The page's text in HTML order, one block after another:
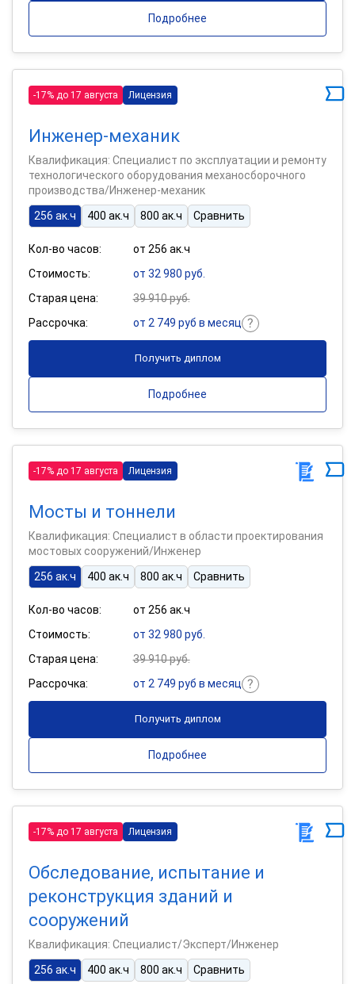
Подробнее
-17% до 17 августа Лицензия
Инженер-механик
Квалификация: Специалист по эксплуатации и ремонту
технологического оборудования механосборочного
производства/Инженер-механик
256 ак.ч
400 ак.ч 800 ак.ч Сравнить
Кол-во часов:
от 256 ак.ч
Стоимость:
от 32 980 руб.
Старая цена:
39 910 руб.
Рассрочка:
от 2 749 руб в месяц
Получить диплом
Подробнее
-17% до 17 августа Лицензия
Мосты и тоннели
Квалификация: Специалист в области проектирования
мостовых сооружений/Инженер
256 ак.ч
400 ак.ч 800 ак.ч Сравнить
Кол-во часов:
от 256 ак.ч
Стоимость:
от 32 980 руб.
Старая цена:
39 910 руб.
Рассрочка:
от 2 749 руб в месяц
Получить диплом
Подробнее
-17% до 17 августа Лицензия
Обследование, испытание и
реконструкция зданий и
сооружений
Квалификация: Специалист/Эксперт/Инженер
256 ак.ч
400 ак.ч 800 ак.ч Сравнить